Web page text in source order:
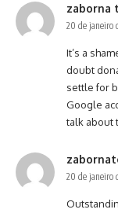
zaborna
20 de janeiro
It’s a
doubt
settle for
Google
talk about
20 de janeiro